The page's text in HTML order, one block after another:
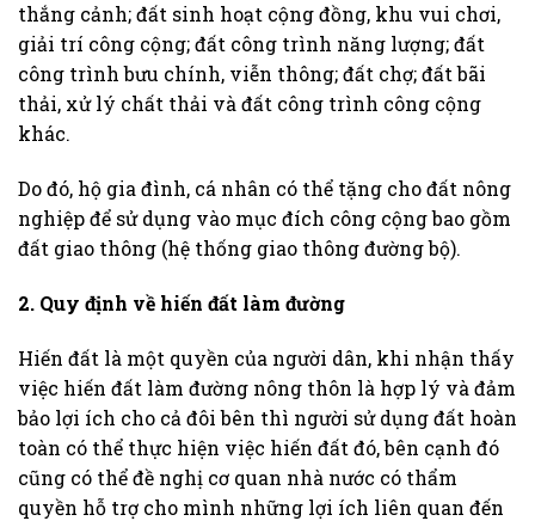
thắng cảnh; đất sinh hoạt cộng đồng, khu vui chơi,
giải trí công cộng; đất công trình năng lượng; đất
công trình bưu chính, viễn thông; đất chợ; đất bãi
thải, xử lý chất thải và đất công trình công cộng
khác.
Do đó, hộ gia đình, cá nhân có thể tặng cho đất nông
nghiệp để sử dụng vào mục đích công cộng bao gồm
đất giao thông (hệ thống giao thông đường bộ).
2. Quy định về hiến đất làm đường
Hiến đất là một quyền của người dân, khi nhận thấy
việc hiến đất làm đường nông thôn là hợp lý và đảm
bảo lợi ích cho cả đôi bên thì người sử dụng đất hoàn
toàn có thể thực hiện việc hiến đất đó, bên cạnh đó
cũng có thể đề nghị cơ quan nhà nước có thẩm
quyền hỗ trợ cho mình những lợi ích liên quan đến